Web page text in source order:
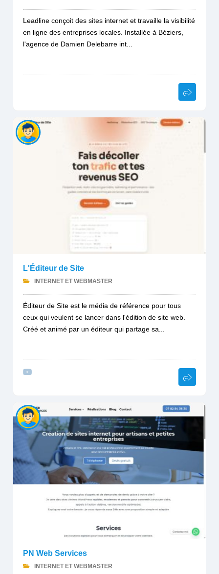
Leadline conçoit des sites internet et travaille la visibilité
en ligne des entreprises locales. Installée à Béziers,
l'agence de Damien Delebarre int...
L'Éditeur de Site
INTERNET ET WEBMASTER
Éditeur de Site est le média de référence pour tous
ceux qui veulent se lancer dans l'édition de site web.
Créé et animé par un éditeur qui partage sa...
PN Web Services
INTERNET ET WEBMASTER